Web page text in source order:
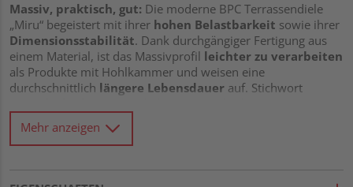
Massiv, praktisch, gut: Die moderne BPC Terrassendiele
„Miru“ begeistert mit ihrer hohen Belastbarkeit sowie ihrer
Dimensionsstabilität. Dank durchgängiger Fertigung aus
einem Material, ist das Massivprofil leichter zu verarbeiten
als Produkte mit Hohlkammer und weisen eine
durchschnittlich längere Lebensdauer auf. Stichwort
hochwertigen Tropenhölzern mit und liegt bei
macht der Naturfaser-Verbundwerkstoff BPC klassischen
Massivholzdielen Konkurrenz. Er besteht aus natürlichen
Additiven – hervorragend für den Außenbereich.
Mehr anzeigen